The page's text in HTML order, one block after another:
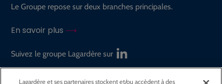
Le Groupe repose sur deux branches principales.
En savoir plus
Suivez le groupe Lagardère sur
Lagardère et ses partenaires stockent et/ou accèdent à des